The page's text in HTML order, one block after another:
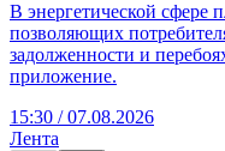
В энергетической сфере
позволяющих
задолженности и
приложение.
15:30 / 07.08.2026
Лента